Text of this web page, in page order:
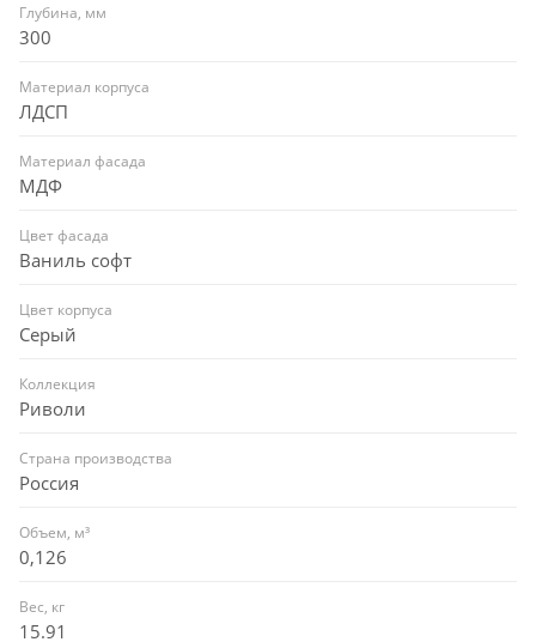
Глубина, мм
300
Материал корпуса
ЛДСП
Материал фасада
МДФ
Цвет фасада
Ваниль софт
Цвет корпуса
Серый
Коллекция
Риволи
Страна производства
Россия
Объем, м³
0,126
Вес, кг
15.91